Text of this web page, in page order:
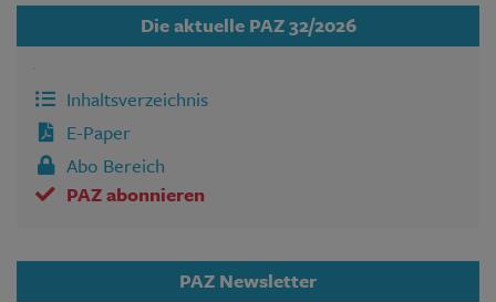
Die aktuelle PAZ 32/2026
Inhaltsverzeichnis
E-Paper
Abo Bereich
PAZ abonnieren
PAZ Newsletter